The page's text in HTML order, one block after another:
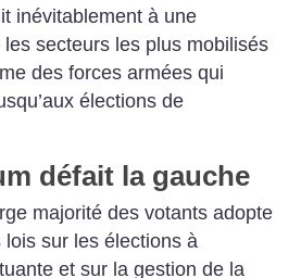
inévitablement à une
secteurs les plus mobilisés
des forces armées qui
élections de
défait la gauche
majorité des votants adopte
sur les élections à
et sur la gestion de la